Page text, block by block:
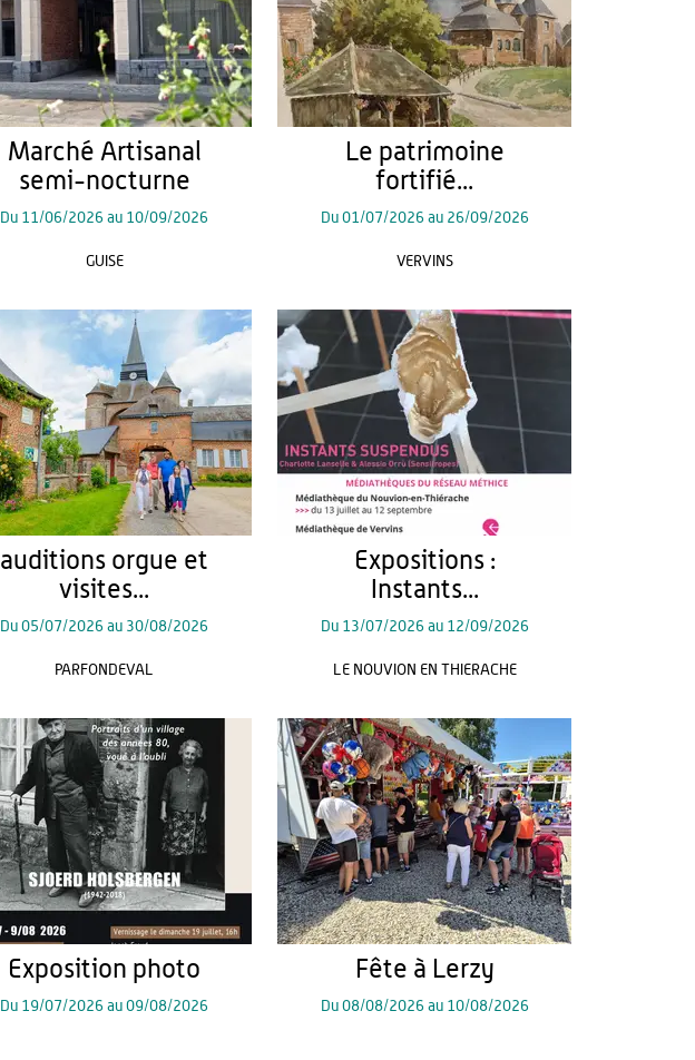
Marché Artisanal
semi-nocturne
Du 11/06/2026 au 10/09/2026
GUISE
Le patrimoine
fortifié...
Du 01/07/2026 au 26/09/2026
VERVINS
auditions orgue et
visites...
Du05/07/2026 au 30/08/2026
PARFONDEVAL
Expositions :
Instants...
Du 13/07/2026 au 12/09/2026
LE NOUVION EN THIERACHE
Exposition photo
Du 19/07/2026 au09/08/2026
Fête à Lerzy
Du 08/08/2026 au 10/08/2026